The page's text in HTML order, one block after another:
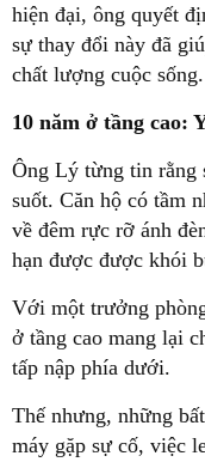
hiện đại, ông quyết
sự thay đổi này đã
chất lượng cuộc sống.
10 năm ở tầng cao:
Ông Lý từng tin rằng
suốt. Căn hộ có tầm
về đêm rực rỡ ánh
hạn được được khói
Với một trưởng
ở tầng cao mang lại
tấp nập phía dưới.
Thế nhưng, những
máy gặp sự cố, việc